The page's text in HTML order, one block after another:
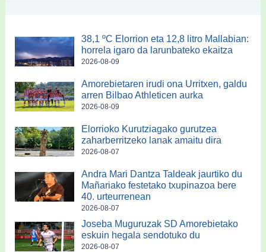
38,1 ºC Elorrion eta 12,8 litro Mallabian:
horrela igaro da larunbateko ekaitza
2026-08-09
Amorebietaren irudi ona Urritxen, galdu
arren Bilbao Athleticen aurka
2026-08-09
Elorrioko Kurutziagako gurutzea
zaharberritzeko lanak amaitu dira
2026-08-07
Andra Mari Dantza Taldeak jaurtiko du
Mañariako festetako txupinazoa bere
40. urteurrenean
2026-08-07
Joseba Muguruzak SD Amorebietako
eskuin hegala sendotuko du
2026-08-07